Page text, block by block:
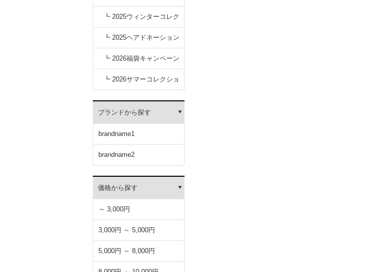
ント
┗ 2025ウィンターコレク
ション
┗ 2025ヘアドネーション
キャンペーン
┗ 2026福袋キャンペーン
┗ 2026サマーコレクショ
ン
ブランドから探す
brandname1
brandname2
価格から探す
～ 3,000円
3,000円 ～ 5,000円
5,000円 ～ 8,000円